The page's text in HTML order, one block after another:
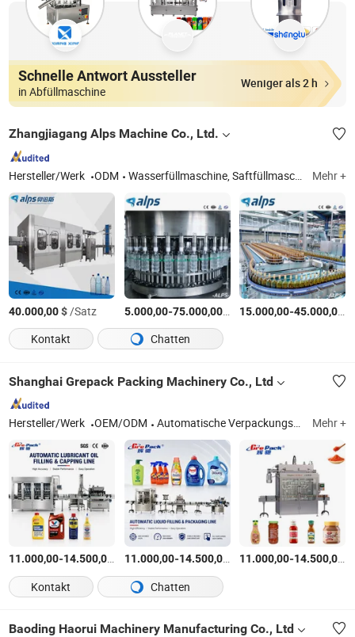
Schnelle Antwort Aussteller
in Abfüllmaschine
Weniger als 2 h
Zhangjiagang Alps Machine Co., Ltd.
Hersteller/Werk ODM Wasserfüllmaschine, Saftfüllmaschine, Füllmaschine für kohlensäurehaltige Getränke, Bierfüllmaschine, 5 Gallonfüllmaschine, Wasserfiltersystem, Mischbehälter, Flaschenblasmaschine, PET-Vorform Mehr +
40.000,00$/Satz 5.000,00-75.000,00$ /Stück
15.000,00-45.000,00 $
Kontakt
Chatten
Shanghai Grepack Packing Machinery Co., Ltd
Hersteller/Werk OEM/ODM Automatische Verpackungsmaschine, Automatische Abfüllmaschine, Automatische Etikettiermaschine, Verschließmaschine, Automatische Verpackungslinie, Kartonaufrichter, Kartonverpackungsmaschine, Kartonversiegelungsmaschine, Palettierer, Kontrollwaage Mehr +
11.000,00-14.500,00 $ /set
11.000,00-14.500,00 $ /set
11.000,00-14.500,00 $
Kontakt
Chatten
Baoding Haorui Machinery Manufacturing Co., Ltd